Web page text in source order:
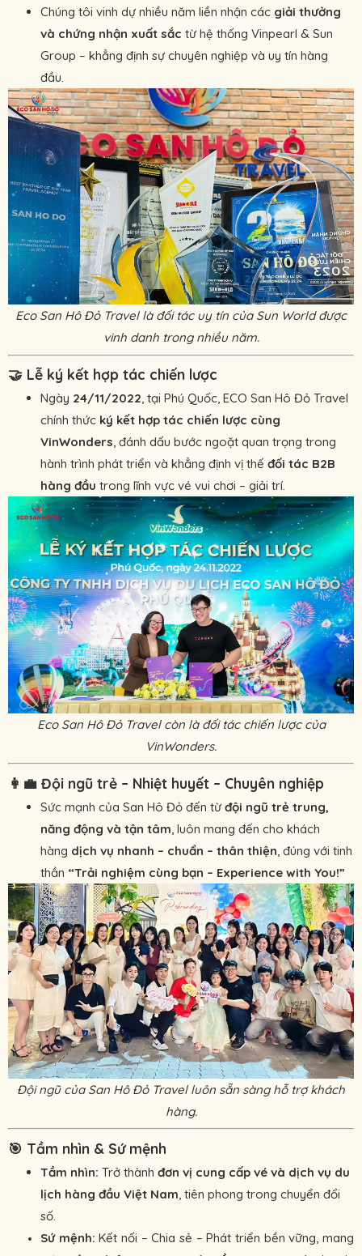
Chúng tôi vinh dự nhiều năm liền nhận các giải thưởng
và chứng nhận xuất sắc từ hệ thống Vinpearl & Sun
Group – khẳng định sự chuyên nghiệp và uy tín hàng
đầu.
Eco San Hô Đỏ Travel là đối tác uy tín của Sun World được
vinh danh trong nhiều năm.
🤝 Lễ ký kết hợp tác chiến lược
Ngày 24/11/2022, tại Phú Quốc, ECO San Hô Đỏ Travel
chính thức ký kết hợp tác chiến lược cùng
VinWonders, đánh dấu bước ngoặt quan trọng trong
hành trình phát triển và khẳng định vị thế đối tác B2B
hàng đầu trong lĩnh vực vé vui chơi – giải trí.
Eco San Hô Đỏ Travel còn là đối tác chiến lược của
VinWonders.
👩‍💼 Đội ngũ trẻ – Nhiệt huyết – Chuyên nghiệp
Sức mạnh của San Hô Đỏ đến từđội ngũ trẻ trung,
năng động và tận tâm, luôn mang đến cho khách
hàng dịch vụ nhanh – chuẩn – thân thiện, đúng với tinh
thần “Trải nghiệm cùng bạn – Experience with You!”
Đội ngũ của San Hô Đỏ Travel luôn sẵn sàng hỗ trợ khách
hàng.
🎯 Tầm nhìn & Sứ mệnh
Tầm nhìn: Trở thành đơn vị cung cấp vé và dịch vụ du
lịch hàng đầu Việt Nam , tiên phong trong chuyển đổi
số.
Sứ mệnh: Kết nối – Chia sẻ – Phát triển bền vững, mang